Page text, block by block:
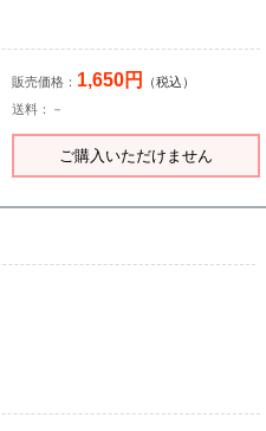
販売価格： 1,650円
（税込）
送料：－
ご購入いただけません